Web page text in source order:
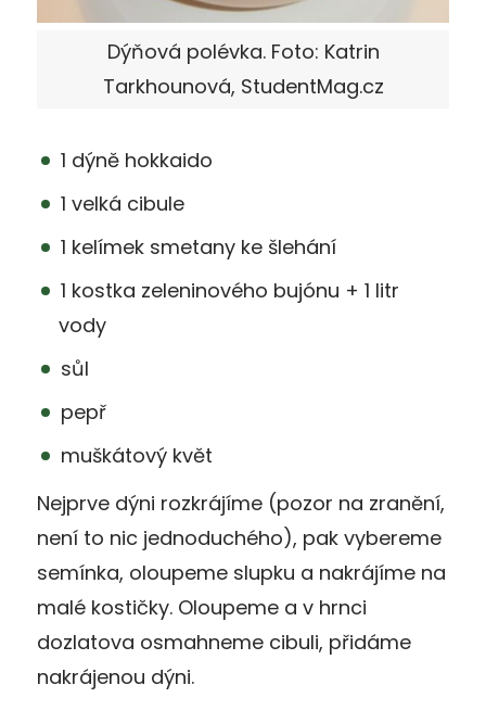
Dýňová polévka. Foto: Katrin
Tarkhounová, StudentMag.cz
1 dýně hokkaido
1 velká cibule
1 kelímek smetany ke šlehání
1 kostka zeleninového bujónu + 1 litr
vody
sůl
pepř
muškátový květ
Nejprve dýni rozkrájíme (pozor na zranění,
není to nic jednoduchého), pak vybereme
semínka, oloupeme slupku a nakrájíme na
malé kostičky. Oloupeme a v hrnci
dozlatova osmahneme cibuli, přidáme
nakrájenou dýni.